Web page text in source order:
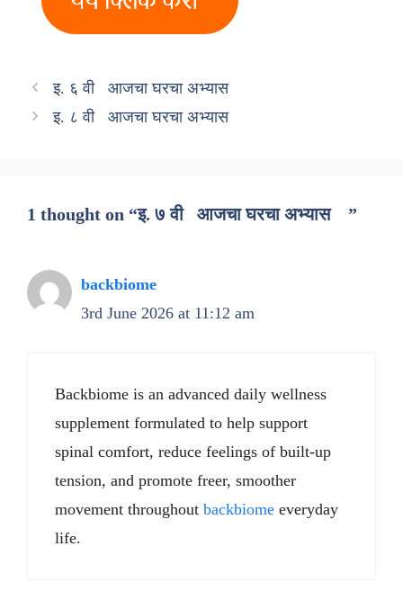
इ. ६ वी आजचा घरचा अभ्यास
इ. ८ वी आजचा घरचा अभ्यास
1 thought on “इ. ७ वी आजचा घरचा अभ्यास ”
backbiome
3rd June 2026 at 11:12 am
Backbiome is an advanced daily wellness
supplement formulated to help support
spinal comfort, reduce feelings of built-up
tension, and promote freer, smoother
movement throughout backbiome everyday
life.